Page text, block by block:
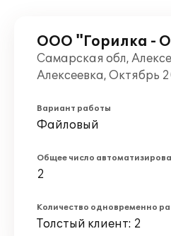
ООО "Горилка -
Самарская обл,
Алексеевка, Октябрь
Вариант работы
Файловый
Общее число
2
Количество одновременно
Толстый клиент: 2